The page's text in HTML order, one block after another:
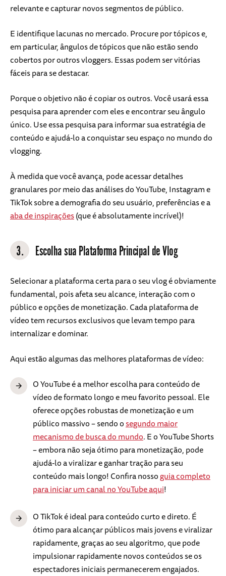
relevante e capturar novos segmentos de público.
E identifique lacunas no mercado. Procure por tópicos e,
em particular, ângulos de tópicos que não estão sendo
cobertos por outros vloggers. Essas podem ser vitórias
fáceis para se destacar.
Porque o objetivo não é copiar os outros. Você usará essa
pesquisa para aprender com eles e encontrar seu ângulo
único. Use essa pesquisa para informar sua estratégia de
conteúdo e ajudá-lo a conquistar seu espaço no mundo do
vlogging.
À medida que você avança, pode acessar detalhes
granulares por meio das análises do YouTube, Instagram e
TikTok sobre a demografia do seu usuário, preferências e a
aba de inspirações(que é absolutamente incrível)!
3. Escolha sua Plataforma Principal de Vlog
Selecionar a plataforma certa para o seu vlog é obviamente
fundamental, pois afeta seu alcance, interação com o
público e opções de monetização. Cada plataforma de
vídeo tem recursos exclusivos que levam tempo para
internalizar e dominar.
Aqui estão algumas das melhores plataformas de vídeo:
O YouTube é a melhor escolha para conteúdo de
vídeo de formato longo e meu favorito pessoal. Ele
oferece opções robustas de monetização e um
público massivo – sendo osegundo maior
mecanismo de busca do mundo. E o YouTube Shorts
– embora não seja ótimo para monetização, pode
ajudá-lo a viralizar e ganhar tração para seu
conteúdo mais longo! Confira nossoguia completo
para iniciar um canal no YouTube aqui!
O TikTok é ideal para conteúdo curto e direto. É
ótimo para alcançar públicos mais jovens e viralizar
rapidamente, graças ao seu algoritmo, que pode
impulsionar rapidamente novos conteúdos se os
espectadores iniciais permanecerem engajados.